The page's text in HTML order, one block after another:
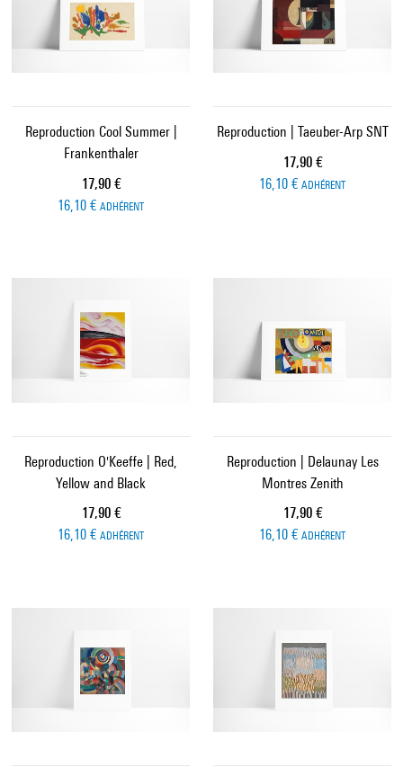
Reproduction Cool Summer |
Frankenthaler
Prix ​​actuel
17,90 €
16,10 € ADHÉRENT
Reproduction | Taeuber-Arp SNT
Prix ​​actuel
17,90 €
16,10 € ADHÉRENT
Reproduction O'Keeffe | Red,
Yellow and Black
Prix ​​actuel
17,90 €
16,10 € ADHÉRENT
Reproduction | Delaunay Les
Montres Zenith
Prix ​​actuel
17,90 €
16,10 € ADHÉRENT